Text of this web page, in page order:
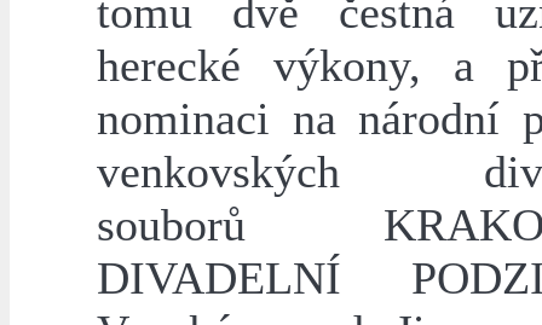
tomu dvě čestná
herecké výkony, a
nominaci na národní
venkovských
souborů
DIVADELNÍ